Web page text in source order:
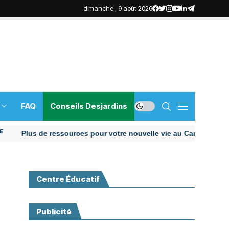
dimanche , 9 août 2026
FAQ Conseils Desjardins
Plus de ressources pour votre nouvelle vie au Canada
Centre Éducatif
Publicité